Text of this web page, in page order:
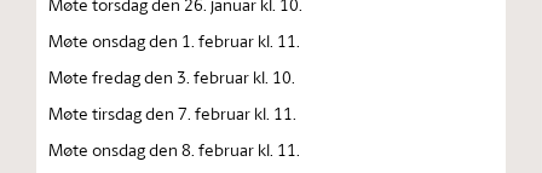
Møte onsdag den 1. februar kl. 11.
Møte fredag den 3. februar kl. 10.
Møte tirsdag den 7. februar kl. 11.
Møte onsdag den 8. februar kl. 11.